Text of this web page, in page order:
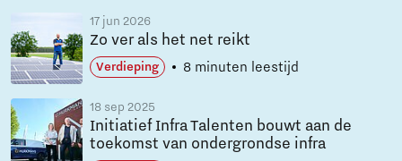
17 jun 2026
Zo ver als het net reikt
Verdieping 8 minuten leestijd
18 sep 2025
Initiatief Infra Talenten bouwt aan de
toekomst van ondergrondse infra